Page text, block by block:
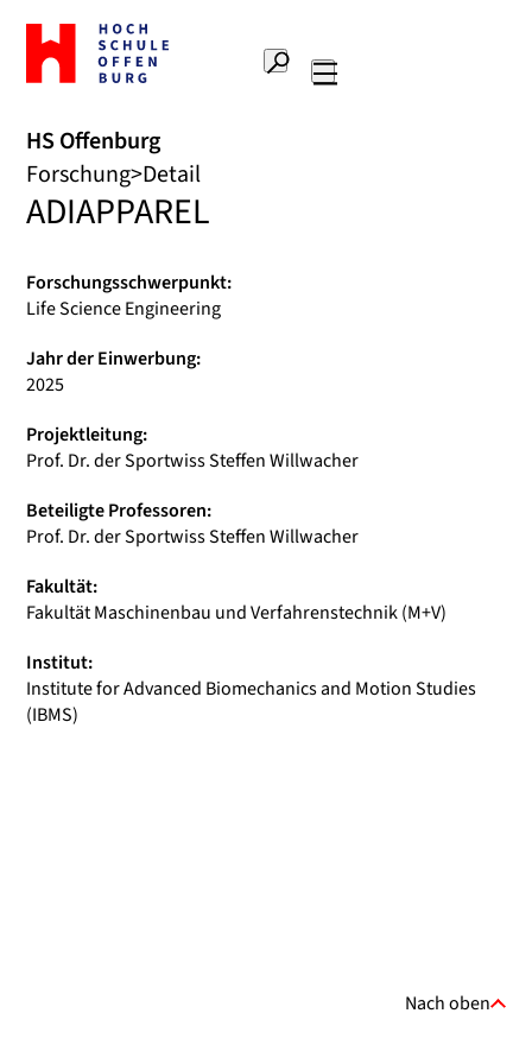
Zur
Startseite
Hochschule
Suche
HS Offenburg
Forschung Detail
ADIAPPAREL
Forschungsschwerpunkt:
Life Science Engineering
Jahr der Einwerbung:
2025
Projektleitung:
Prof. Dr. der Sportwiss Steffen Willwacher
Beteiligte Professoren:
Prof. Dr. der Sportwiss Steffen Willwacher
Fakultät:
Fakultät Maschinenbau und Verfahrenstechnik (M+V)
Institut:
Institute for Advanced Biomechanics and Motion Studies
(IBMS)
Nach oben